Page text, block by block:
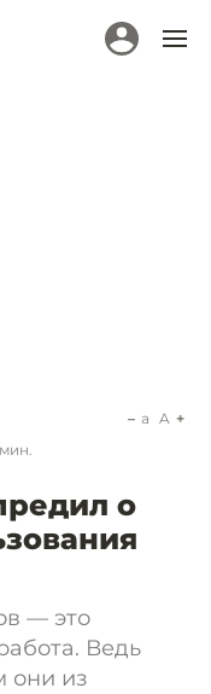
мин.
a A
о
— это
Ведь
они из